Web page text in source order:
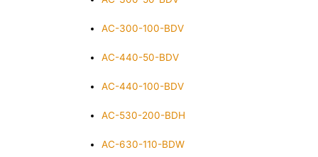
AC-300-100-BDV
AC-440-50-BDV
AC-440-100-BDV
AC-530-200-BDH
AC-630-110-BDW